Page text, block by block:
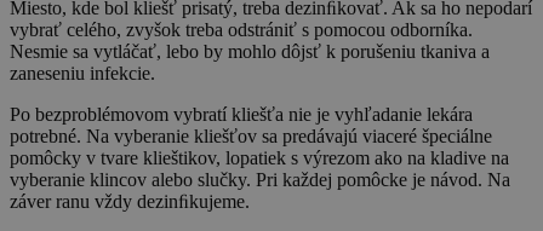
Miesto, kde bol kliešť prisatý, treba dezinﬁkovať. Ak sa ho nepodarí
vybrať celého, zvyšok treba odstrániť s pomocou odborníka.
Nesmie sa vytláčať, lebo by mohlo dôjsť k porušeniu tkaniva a
zaneseniu infekcie.
Po bezproblémovom vybratí kliešťa nie je vyhľadanie lekára
potrebné. Na vyberanie kliešťov sa predávajú viaceré špeciálne
pomôcky v tvare klieštikov, lopatiek s výrezom ako na kladive na
vyberanie klincov alebo slučky. Pri každej pomôcke je návod. Na
záver ranu vždy dezinﬁkujeme.